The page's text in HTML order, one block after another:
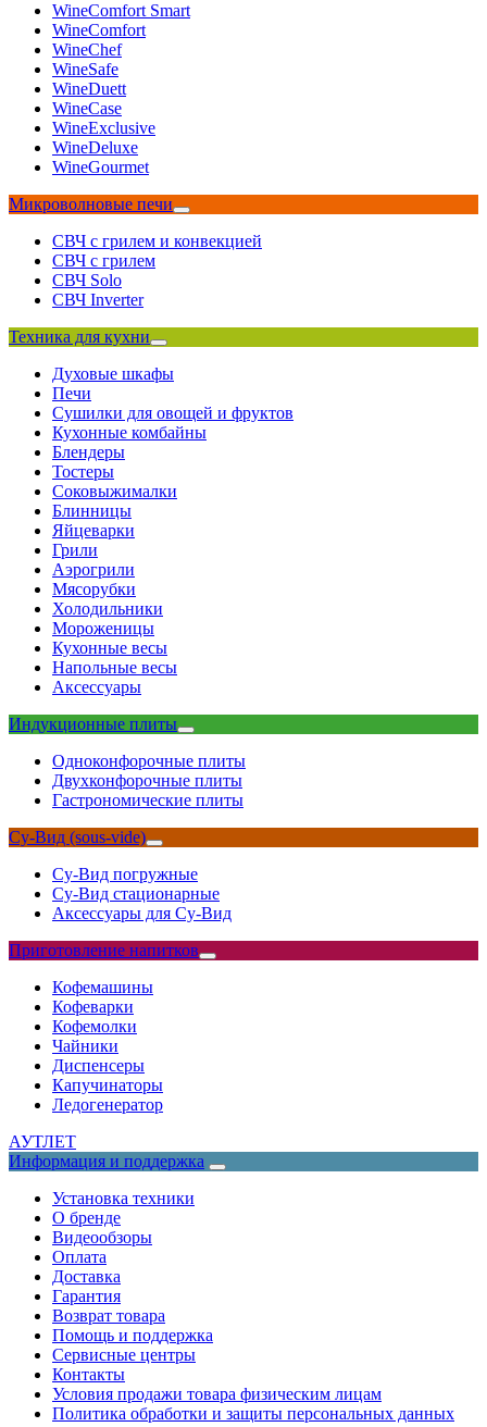
WineComfort Smart
WineComfort
WineChef
WineSafe
WineDuett
WineCase
WineExclusive
WineDeluxe
WineGourmet
Микроволновые печи
СВЧ с грилем и конвекцией
СВЧ с грилем
СВЧ Solo
СВЧ Inverter
Техника для кухни
Духовые шкафы
Печи
Сушилки для овощей и фруктов
Кухонные комбайны
Блендеры
Тостеры
Соковыжималки
Блинницы
Яйцеварки
Грили
Аэрогрили
Мясорубки
Холодильники
Мороженицы
Кухонные весы
Напольные весы
Аксессуары
Индукционные плиты
Одноконфорочные плиты
Двухконфорочные плиты
Гастрономические плиты
Су-Вид (sous-vide)
Су-Вид погружные
Су-Вид стационарные
Аксессуары для Су-Вид
Приготовление напитков
Кофемашины
Кофеварки
Кофемолки
Чайники
Диспенсеры
Капучинаторы
Ледогенератор
АУТЛЕТ
Информация и поддержка
Установка техники
О бренде
Видеообзоры
Оплата
Доставка
Гарантия
Возврат товара
Помощь и поддержка
Сервисные центры
Контакты
Условия продажи товара физическим лицам
Политика обработки и защиты персональных данных